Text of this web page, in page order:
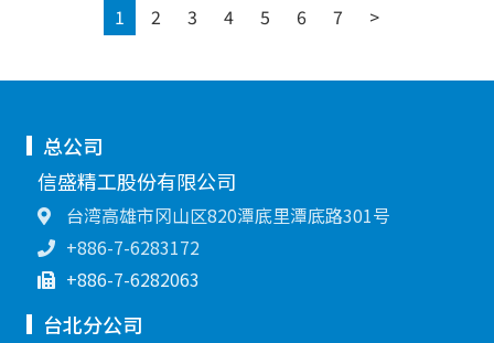
1 2 3 4 5 6 7 >Next
总公司
信盛精工股份有限公司
台湾高雄市冈山区820潭底里潭底路301号
+886-7-6283172
+886-7-6282063
台北分公司